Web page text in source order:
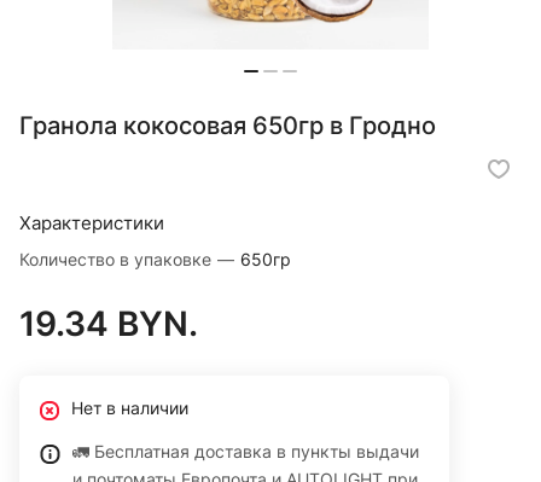
Гранола кокосовая 650гр в Гродно
Характеристики
Количество в упаковке — 650гр
19.34 BYN.
Нет в наличии
🚛 Бесплатная доставка в пункты выдачи